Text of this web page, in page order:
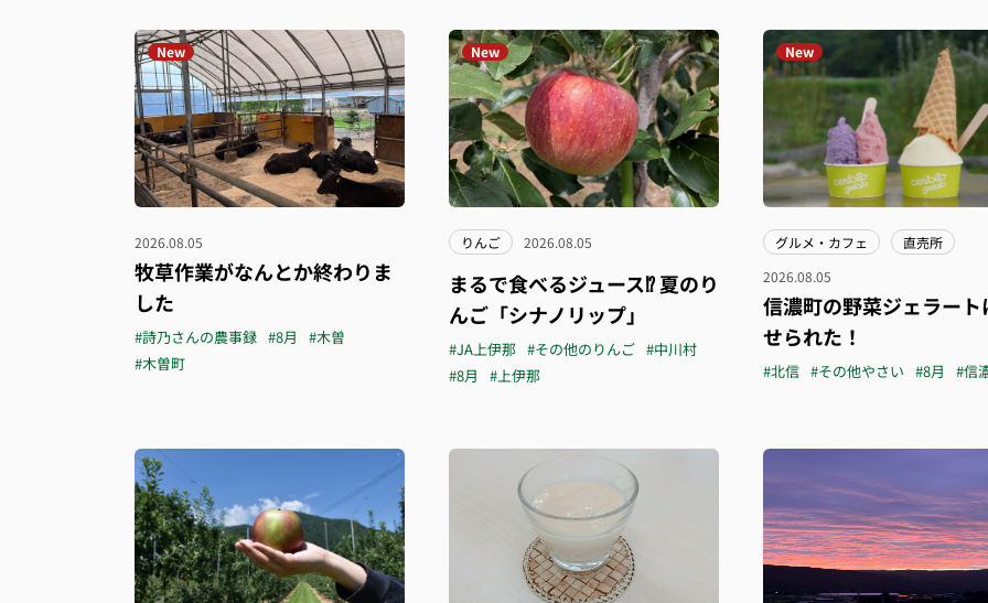
New
2026.08.05
牧草作業がなんとか終わりま
した
#詩乃さんの農事録 #8月
#木曽
#木曽町
New
りんご 2026.08.05
まるで食べるジュース⁉︎ 夏のり
んご「シナノリップ」
#JA上伊那 #その他のりんご #中川村
#8月
#上伊那
New
グルメ・カフェ
直売所
2026.08.05
信濃町の野菜ジェラート
せられた！
#北信 #その他やさい #8月 #信